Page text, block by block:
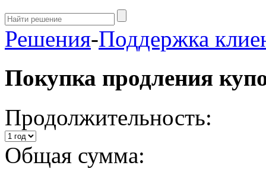
Решения-Поддержка
Покупка продления
Продолжительность:
Общая сумма: